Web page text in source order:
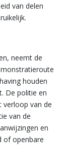
van delen
neemt de
houden
De politie en
verloop van de
van de
en
of openbare